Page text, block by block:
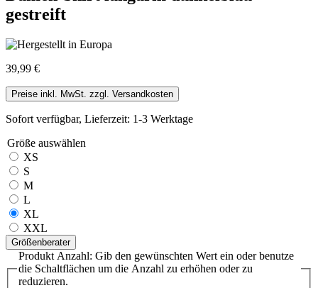
gestreift
39,99 €
Preise inkl. MwSt. zzgl. Versandkosten
Sofort verfügbar, Lieferzeit: 1-3 Werktage
Größe auswählen
XS
S
M
L
XL
XXL
Größenberater
Produkt Anzahl: Gib den gewünschten Wert ein oder benutze
die Schaltflächen um die Anzahl zu erhöhen oder zu
reduzieren.